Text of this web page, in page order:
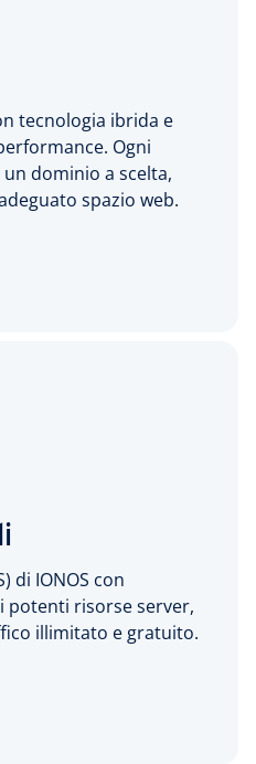
tecnologia ibrida e
Ogni
dominio a scelta,
spazio web.
di IONOS con
potenti risorse server,
illimitato e gratuito.